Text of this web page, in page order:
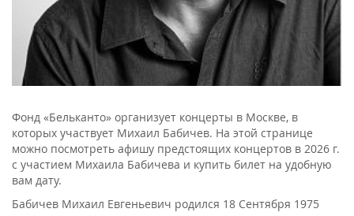
Фонд «Бельканто» организует концерты в Москве, в
которых участвует Михаил Бабичев. На этой странице
можно посмотреть афишу предстоящих концертов в 2026 г.
с участием Михаила Бабичева и купить билет на удобную
вам дату.
Бабичев Михаил Евгеньевич родился 18 Сентября 1975